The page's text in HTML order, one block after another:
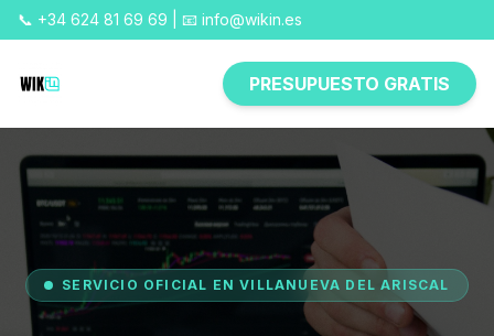
📞 +34 624 81 69 69 | 📧 info@wikin.es
PRESUPUESTO GRATIS
SERVICIO OFICIAL EN VILLANUEVA DEL ARISCAL